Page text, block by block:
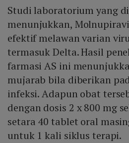
Studi laboratorium yang
menunjukkan,
efektif melawan varian
termasuk Delta. Hasil
farmasi AS ini
mujarab bila diberikan
infeksi. Adapun obat
dengan dosis 2 x 800 mg
setara 40 tablet oral
untuk 1 kali siklus terapi.